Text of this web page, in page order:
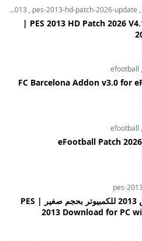
pes-2013 , pes-2013-hd-patch-2026-update ,
تحميل تحديث PES 2013 HD Patch 2026 V4.1 |
efootball ,
FC Barcelona Addon v3.0 for
efootball ,
eFootball Patch
pes-2013
تحميل لعبة بيس 2013 للكمبيوتر بحجم صغير | PES
2013 Download for PC